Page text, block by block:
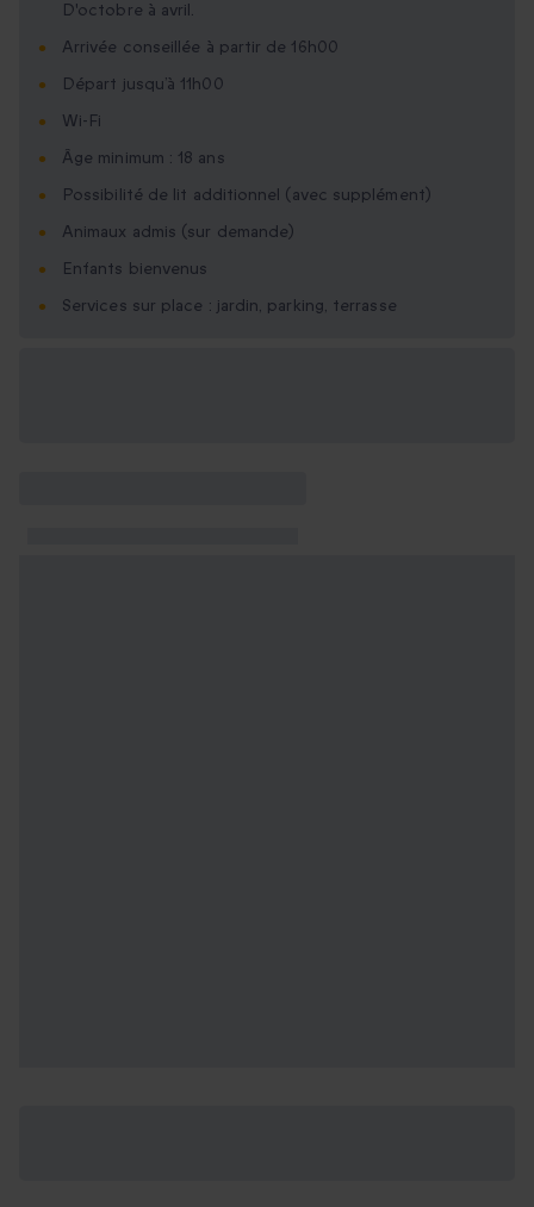
D'octobre à avril.
Arrivée conseillée à partir de 16h00
Départ jusqu’à 11h00
Wi-Fi
Âge minimum : 18 ans
Possibilité de lit additionnel (avec supplément)
Animaux admis (sur demande)
Enfants bienvenus
Services sur place : jardin, parking, terrasse